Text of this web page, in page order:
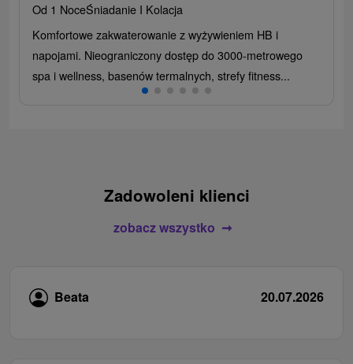
Od 1 NoceŚniadanie I Kolacja
Komfortowe zakwaterowanie z wyżywieniem HB i
napojami. Nieograniczony dostęp do 3000-metrowego
spa i wellness, basenów termalnych, strefy fitness...
Zadowoleni klienci
zobacz wszystko
Beata 20.07.2026